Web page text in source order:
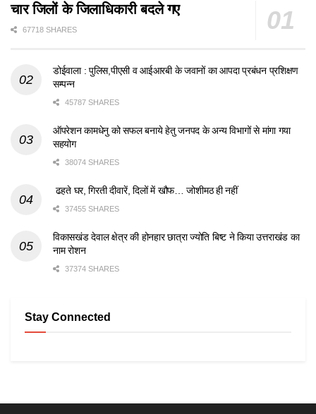
चार जिलों के जिलाधिकारी बदले गए
67718 SHARES
डोईवाला : पुलिस,पीएसी व आईआरबी के जवानों का आपदा प्रबंधन प्रशिक्षण
सम्पन्न
45787 SHARES
ऑपरेशन कामधेनु को सफल बनाये हेतु जनपद के अन्य विभागों से मांगा गया
सहयोग
38074 SHARES
ढहते घर, गिरती दीवारें, दिलों में खौफ… जोशीमठ ही नहीं
37455 SHARES
विकासखंड देवाल क्षेत्र की होनहार छात्रा ज्योति बिष्ट ने किया उत्तराखंड का
नाम रोशन
37374 SHARES
Stay Connected